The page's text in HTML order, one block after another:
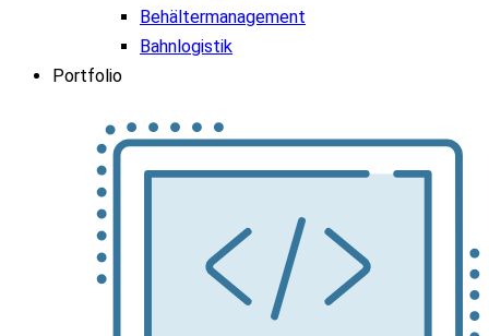
Behältermanagement
Bahnlogistik
Portfolio